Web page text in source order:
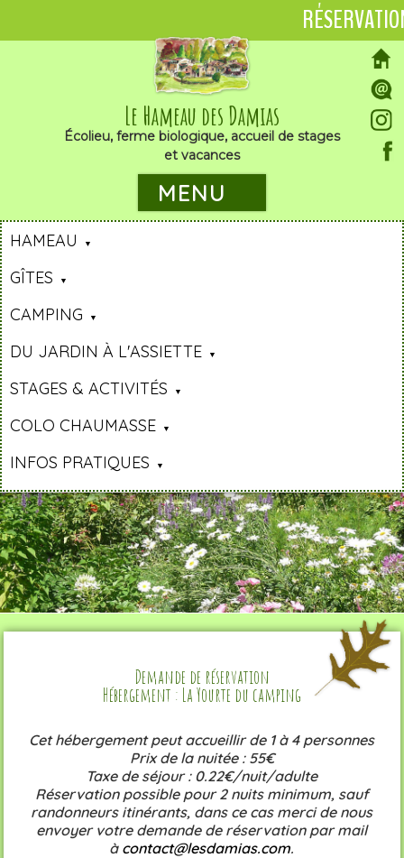
Le Hameau des Damias
Écolieu, ferme biologique, accueil de stages
et vacances
MENU
HAMEAU
GÎTES
CAMPING
DU JARDIN À L'ASSIETTE
STAGES & ACTIVITÉS
COLO CHAUMASSE
INFOS PRATIQUES
Demande de réservation
Hébergement : La Yourte du camping
Cet hébergement peut accueillir de 1 à 4 personnes
Prix de la nuitée : 55€
Taxe de séjour : 0.22€/nuit/adulte
Réservation possible pour 2 nuits minimum, sauf
randonneurs itinérants, dans ce cas merci de nous
envoyer votre demande de réservation par mail
à contact@lesdamias.com.